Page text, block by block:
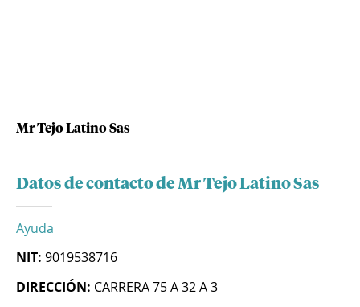
Mr Tejo Latino Sas
Datos de contacto de Mr Tejo Latino Sas
Ayuda
NIT: 9019538716
DIRECCIÓN: CARRERA 75 A 32 A 3